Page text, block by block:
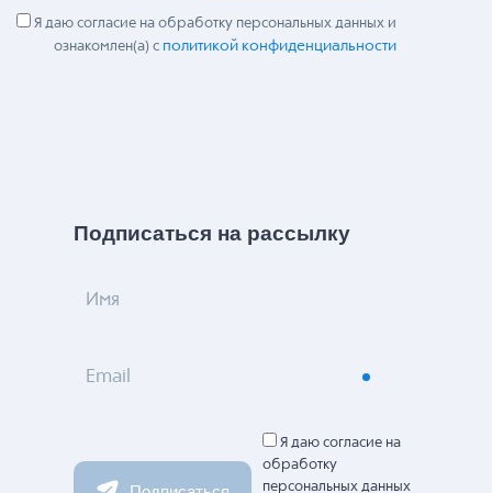
Я даю согласие на обработку персональных данных и
ознакомлен(а) с политикой конфиденциальности
Подписаться на рассылку
Имя
Email
Я даю согласие на
обработку
персональных данных